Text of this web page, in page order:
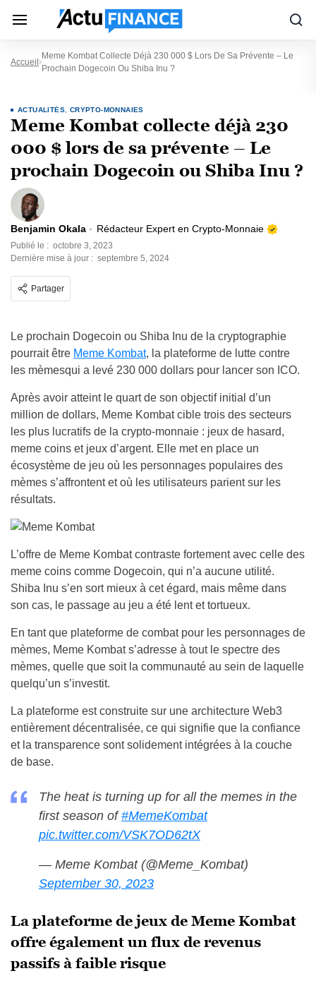
Accueil
Meme Kombat Collecte Déjà 230 000 $ Lors De Sa Prévente – Le
Prochain Dogecoin Ou Shiba Inu ?
ACTUALITÉS CRYPTO-MONNAIES
Meme Kombat collecte déjà 230
000 $ lors de sa prévente – Le
prochain Dogecoin ou Shiba Inu ?
Benjamin Okala Rédacteur Expert en Crypto-Monnaie
Publié le : octobre 3, 2023
Dernière mise à jour : septembre 5, 2024
Partager
Le prochain Dogecoin ou Shiba Inu de la cryptographie
pourrait être Meme Kombat, la plateforme de lutte contre
les mèmesqui a levé 230 000 dollars pour lancer son ICO.
Après avoir atteint le quart de son objectif initial d’un
million de dollars, Meme Kombat cible trois des secteurs
les plus lucratifs de la crypto-monnaie : jeux de hasard,
meme coins et jeux d’argent. Elle met en place un
écosystème de jeu où les personnages populaires des
mèmes s’affrontent et où les utilisateurs parient sur les
résultats.
L’offre de Meme Kombat contraste fortement avec celle des
meme coins comme Dogecoin, qui n’a aucune utilité.
Shiba Inu s’en sort mieux à cet égard, mais même dans
son cas, le passage au jeu a été lent et tortueux.
En tant que plateforme de combat pour les personnages de
mèmes, Meme Kombat s’adresse à tout le spectre des
mèmes, quelle que soit la communauté au sein de laquelle
quelqu’un s’investit.
La plateforme est construite sur une architecture Web3
entièrement décentralisée, ce qui signifie que la confiance
et la transparence sont solidement intégrées à la couche
de base.
The heat is turning up for all the memes in the
first season of#MemeKombat
pic.twitter.com/VSK7OD62tX
— Meme Kombat (@Meme_Kombat)
September 30, 2023
La plateforme de jeux de Meme Kombat
offre également un flux de revenus
passifs à faible risque